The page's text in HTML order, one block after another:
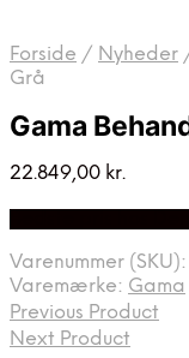
Forside / Nyheder
Grå
Gama
22.849,00 kr.
Varenummer (SKU):
Varemærke: Gama
Previous Product
Next Product